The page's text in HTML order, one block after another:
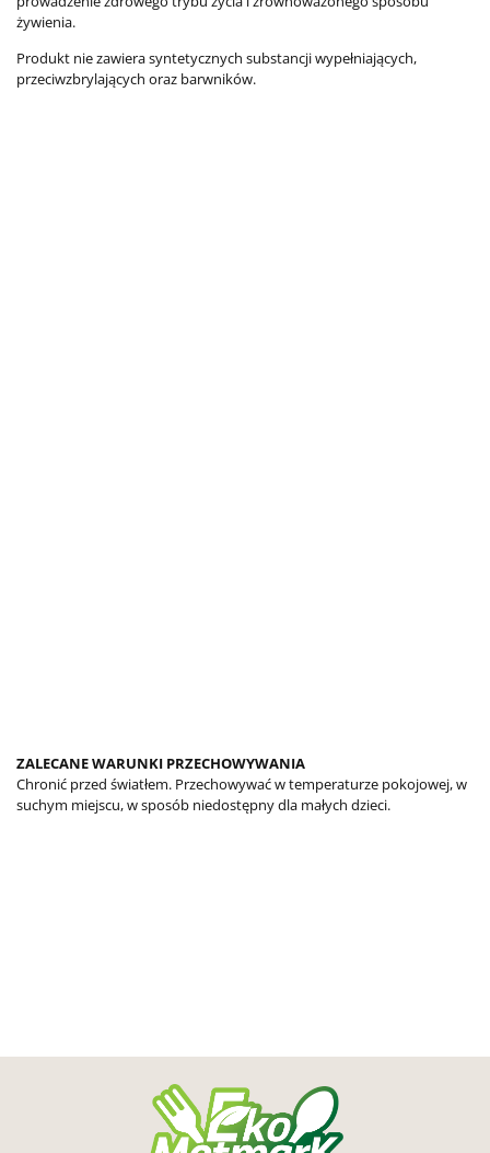
żywienia.
Produkt nie zawiera syntetycznych substancji wypełniających,
przeciwzbrylających oraz barwników.
ZALECANE WARUNKI PRZECHOWYWANIA
Chronić przed światłem. Przechowywać w temperaturze pokojowej, w
suchym miejscu, w sposób niedostępny dla małych dzieci.